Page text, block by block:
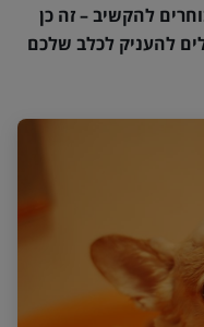
להקשיב – זה כן
להעניק לכלב שלכם